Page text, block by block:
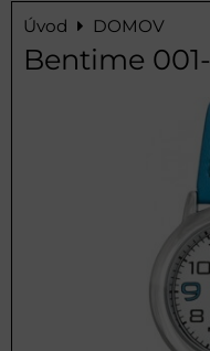
Úvod DOMOV
Bentime